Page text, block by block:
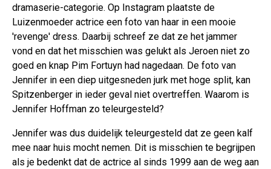
dramaserie-categorie. Op Instagram plaatste de
Luizenmoeder actrice een foto van haar in een mooie
'revenge' dress. Daarbij schreef ze dat ze het jammer
vond en dat het misschien was gelukt als Jeroen niet zo
goed en knap Pim Fortuyn had nagedaan. De foto van
Jennifer in een diep uitgesneden jurk met hoge split, kan
Spitzenberger in ieder geval niet overtreffen. Waarom is
Jennifer Hoffman zo teleurgesteld?
Jennifer was dus duidelijk teleurgesteld dat ze geen kalf
mee naar huis mocht nemen. Dit is misschien te begrijpen
als je bedenkt dat de actrice al sinds 1999 aan de weg aan